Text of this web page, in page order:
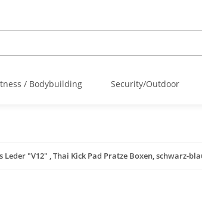
/ Bodybuilding Security/Outdoor
Leder "V12" , Thai Kick Pad Pratze Boxen, schwarz-